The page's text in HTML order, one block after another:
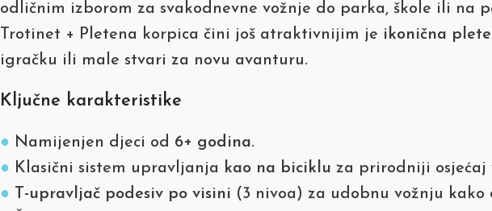
odličnim izborom za svakodnevne vožnje do parka, škole ili na
Trotinet + Pletena korpica čini još atraktivnijim je ikonična
igračku ili male stvari za novu avanturu.
Ključne karakteristike
● Namijenjen djeci od 6+ godina.
● Klasični sistem upravljanja kao na biciklu za prirodniji osjećaj
● T-upravljač podesiv po visini (3 nivoa) za udobnu vožnju kako